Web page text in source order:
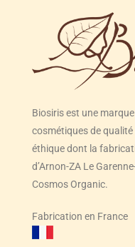
Biosiris est une
cosmétiques de
éthique dont la
d’Arnon-ZA Le
Cosmos Organic.
Fabrication en France